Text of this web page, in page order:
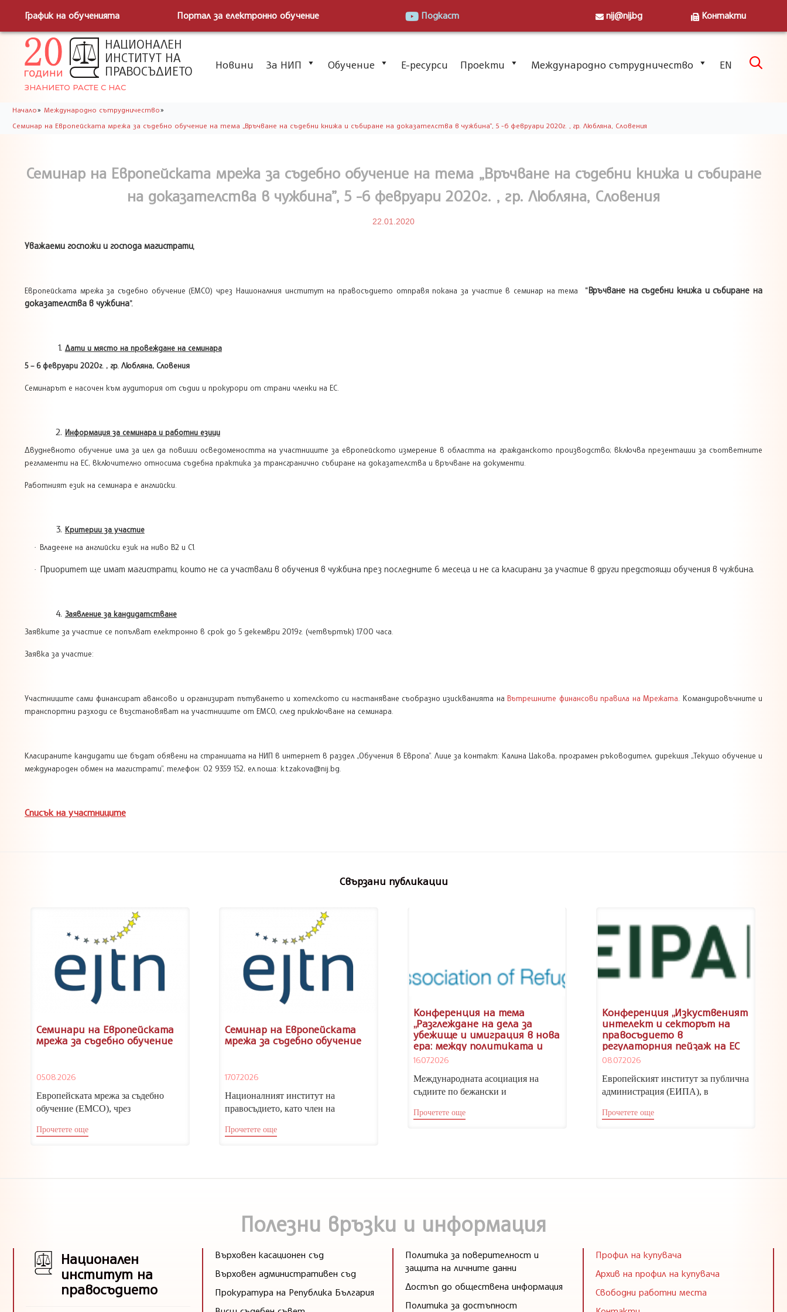
График на обученията Портал за електронно обучение Подкаст nij@nij.bg Контакти
НАЦИОНАЛЕН
ИНСТИТУТ НА
ПРАВОСЪДИЕТО
ЗНАНИЕТО РАСТЕ С НАС
Skip
Новини За НИП Обучение Е-ресурси Проекти Международно сътрудничество EN 
Начало» Международно сътрудничество»
Семинар на Европейската мрежа за съдебно обучение на тема „Връчване на съдебни книжа и събиране на доказателства в чужбина”, 5 -6 февруари 2020г. , гр. Любляна, Словения
Семинар на Европейската мрежа за съдебно обучение на тема „Връчване на съдебни книжа и събиране
на доказателства в чужбина”, 5 -6 февруари 2020г. , гр. Любляна, Словения
22.01.2020
Уважаеми госпожи и господа магистрати,
Европейската мрежа за съдебно обучение (ЕМСО) чрез Националния институт на правосъдието отправя покана за участие в семинар на тема “Връчване на съдебни книжа и събиране на
доказателства в чужбина”.
Дати и място на провеждане на семинара
5 – 6 февруари 2020г. , гр. Любляна, Словения
Семинарът е насочен към аудитория от съдии и прокурори от страни членки на ЕС.
Информация за семинара и работни езици
Двудневното обучение има за цел да повиши осведомеността на участниците за европейското измерение в областта на гражданското производство; включва презентации за съответните
регламенти на ЕС, включително относима съдебна практика за трансгранично събиране на доказателства и връчване на документи.
Работният език на семинара е английски.
Критерии за участие
· Владеене на английски език на ниво В2 и С1.
· Приоритет ще имат магистрати, които не са участвали в обучения в чужбина през последните 6 месеца и не са класирани за участие в други предстоящи обучения в чужбина.
Заявление за кандидатстване
Заявките за участие се попълват електронно в срок до 5 декември 2019г. (четвъртък) 17.00 часа.
Заявка за участие:
Участниците сами финансират авансово и организират пътуването и хотелското си настаняване съобразно изискванията наВътрешните финансови правила на Мрежата . Командировъчните и
транспортни разходи се възстановяват на участниците от ЕМСО, след приключване на семинара.
Класираните кандидати ще бъдат обявени на страницата на НИП в интернет в раздел „Обучения в Европа”. Лице за контакт: Калина Цакова, програмен ръководител, дирекция „Текущо обучение и
международен обмен на магистрати”, телефон: 02 9359 152, ел.поща: k.tzakova@nij.bg.
Списък на участниците
Свързани публикации
Семинари на Европейската
мрежа за съдебно обучение
05.08.2026
Европейската мрежа за съдебно
обучение (ЕМСО), чрез
правосъдието, отправя покана за
Прочетете още
Семинар на Европейската
мрежа за съдебно обучение
17.07.2026
Националният институт на
правосъдието, като член на
обучение (ЕМСО), отправя покана...
Прочетете още
Конференция на тема
„Разглеждане на дела за
убежище и имиграция в нова
ера: между политиката и
върховенството на
правото“
16.07.2026
Международната асоциация на
съдиите по бежански и
организира конференция на тема
Прочетете още
Конференция „Изкуственият
интелект и секторът на
правосъдието в
регулаторния пейзаж на ЕС
(I) – граждански дела“,
Люксембург, 29-30
септември 2026 г.
08.07.2026
Европейският институт за публична
администрация (ЕИПА), в
организира конференция на тема
Прочетете още
Полезни връзки и информация
Национален
институт на
правосъдието
Върховен касационен съд
Върховен административен съд
Прокуратура на Република България
Политика за поверителност и
защита на личните данни
Достъп до обществена информация
Политика за достъпност
Профил на купувача
Архив на профил на купувача
Свободни работни места